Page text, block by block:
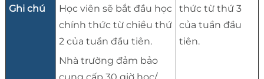
Ghi chú
Học viên sẽ bắt đầu học
chính thức từ chiều thứ
2 của tuần đầu tiên.
Nhà trường đảm bảo
thức từ thứ 3
của tuần đầu
tiên.